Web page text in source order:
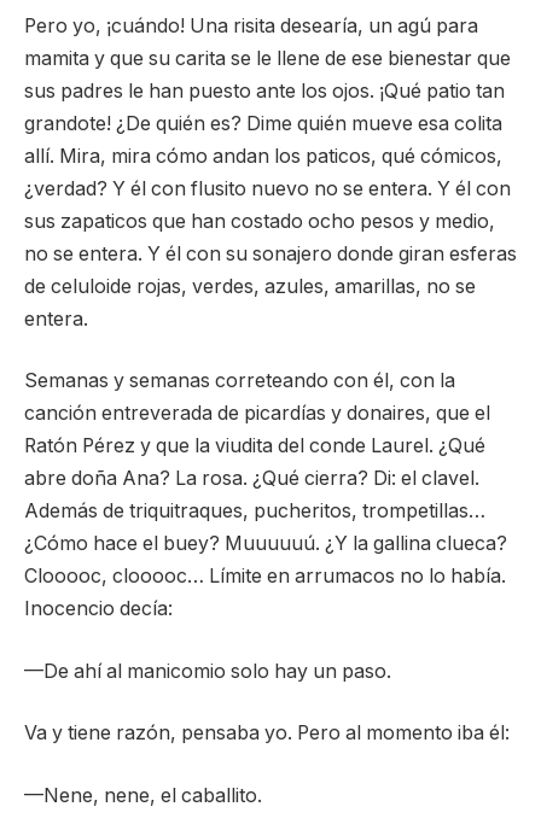
Pero yo, ¡cuándo! Una risita desearía, un agú para
mamita y que su carita se le llene de ese bienestar que
sus padres le han puesto ante los ojos. ¡Qué patio tan
grandote! ¿De quién es? Dime quién mueve esa colita
allí. Mira, mira cómo andan los paticos, qué cómicos,
¿verdad? Y él con flusito nuevo no se entera. Y él con
sus zapaticos que han costado ocho pesos y medio,
no se entera. Y él con su sonajero donde giran esferas
de celuloide rojas, verdes, azules, amarillas, no se
entera.
Semanas y semanas correteando con él, con la
canción entreverada de picardías y donaires, que el
Ratón Pérez y que la viudita del conde Laurel. ¿Qué
abre doña Ana? La rosa. ¿Qué cierra? Di: el clavel.
Además de triquitraques, pucheritos, trompetillas…
¿Cómo hace el buey? Muuuuuú. ¿Y la gallina clueca?
Clooooc, clooooc… Límite en arrumacos no lo había.
Inocencio decía:
—De ahí al manicomio solo hay un paso.
Va y tiene razón, pensaba yo. Pero al momento iba él:
—Nene, nene, el caballito.